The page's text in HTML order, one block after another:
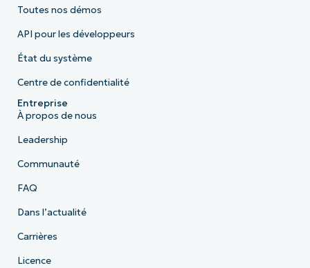
Toutes nos démos
API pour les développeurs
État du système
Centre de confidentialité
Entreprise
À propos de nous
Leadership
Communauté
FAQ
Dans l’actualité
Carrières
Licence